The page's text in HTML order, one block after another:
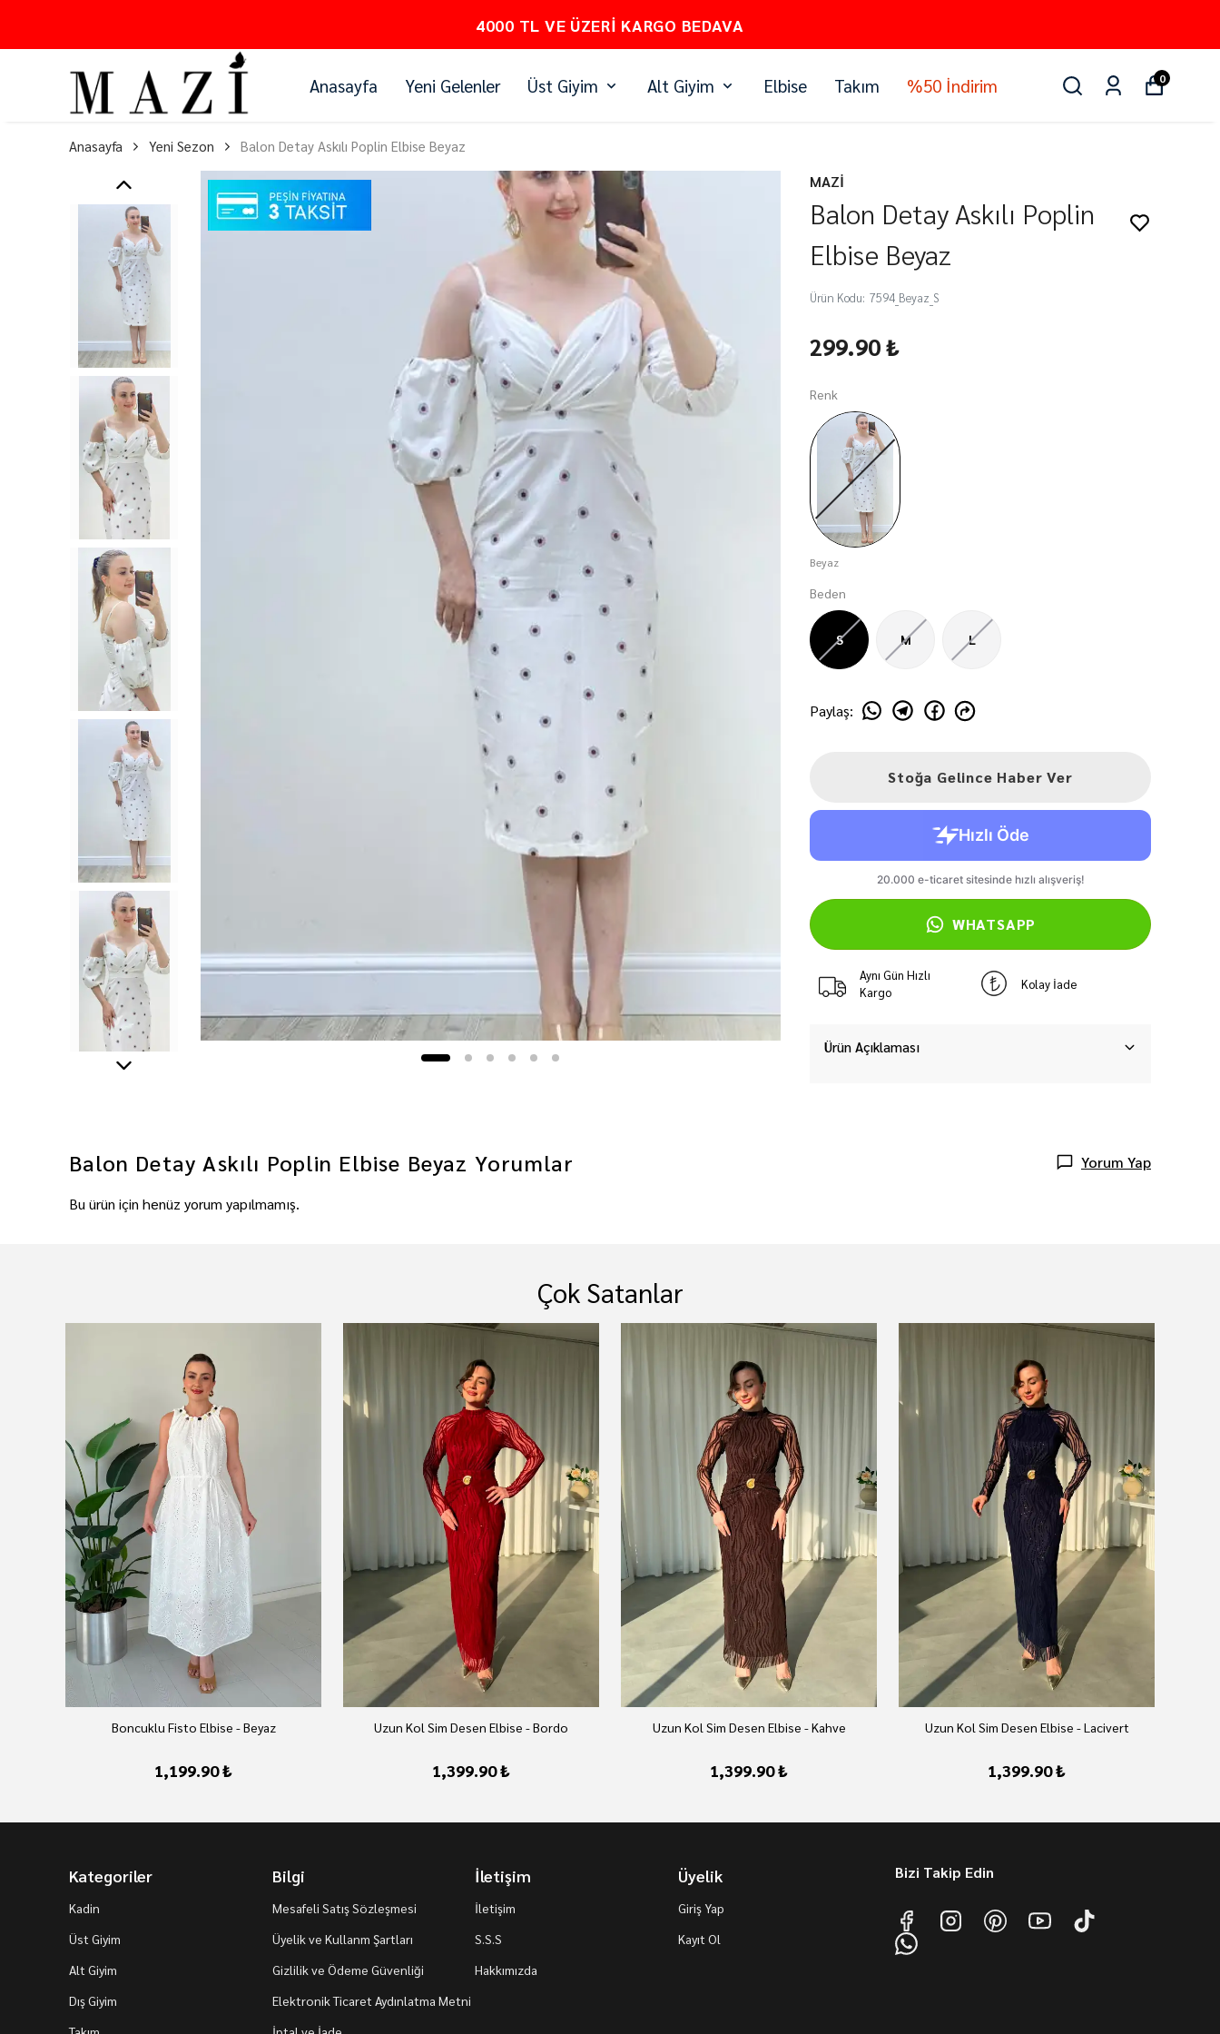
PEŞİN FİYATINA 3 TAKSİT
Anasayfa Yeni Gelenler Üst Giyim Alt Giyim Elbise Takım %50 İndirim 0
Anasayfa Yeni Sezon Balon Detay Askılı Poplin Elbise Beyaz
MAZİ
Balon Detay Askılı Poplin
Elbise Beyaz
Ürün Kodu: 7594_Beyaz_S
299.90 ₺
Renk
Beyaz
Beden
S M L
Paylaş:
Stoğa Gelince Haber Ver
WHATSAPP
Aynı Gün Hızlı
Kargo
Kolay İade
Ürün Açıklaması
Balon Detay Askılı Poplin Elbise Beyaz Yorumlar Yorum Yap
Bu ürün için henüz yorum yapılmamış.
Çok Satanlar
Boncuklu Fisto Elbise - Beyaz
1,199.90 ₺
Uzun Kol Sim Desen Elbise - Bordo
1,399.90 ₺
Uzun Kol Sim Desen Elbise - Kahve
1,399.90 ₺
Uzun Kol Sim Desen Elbise - Lacivert
1,399.90 ₺
Kategoriler
Kadin
Üst Giyim
Alt Giyim
Dış Giyim
Bilgi
Mesafeli Satış Sözleşmesi
Üyelik ve Kullanm Şartları
Gizlilik ve Ödeme Güvenliği
Elektronik Ticaret Aydınlatma Metni
İletişim
İletişim
S.S.S
Hakkımızda
Üyelik
Giriş Yap
Kayıt Ol
Bizi Takip Edin